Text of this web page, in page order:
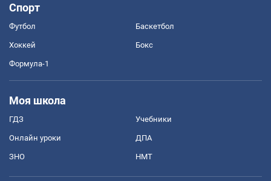
Спорт
Футбол Баскетбол
Хоккей Бокс
Формула-1
Моя школа
ГДЗ Учебники
Онлайн уроки ДПА
ЗНО НМТ